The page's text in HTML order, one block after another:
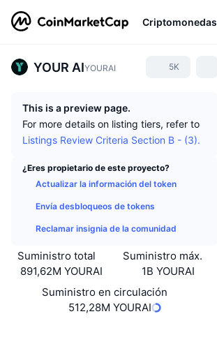
Criptomonedas
YOUR AIYOURAI 5K
This is a preview page.
For more details on listing tiers, refer to
Listings Review Criteria Section B - (3).
¿Eres propietario de este proyecto?
Actualizar la información del token
Envía desbloqueos de tokens
Reclamar insignia de la comunidad
Suministro total
891,62M YOURAI
Suministro máx.
1B YOURAI
Suministro en circulación
512,28M YOURAI